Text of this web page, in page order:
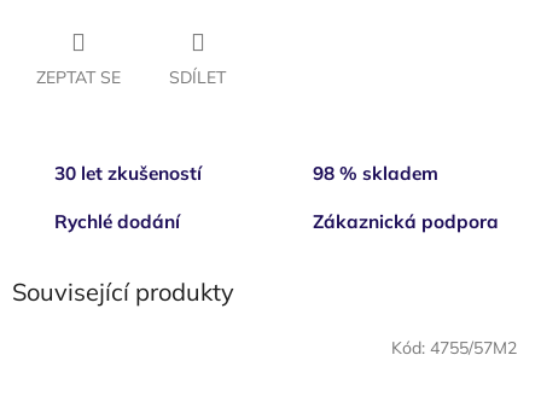
ZEPTAT SE SDÍLET
30 let zkušeností 98 % skladem
Rychlé dodání Zákaznická podpora
Související produkty
Kód: 4755/57M2